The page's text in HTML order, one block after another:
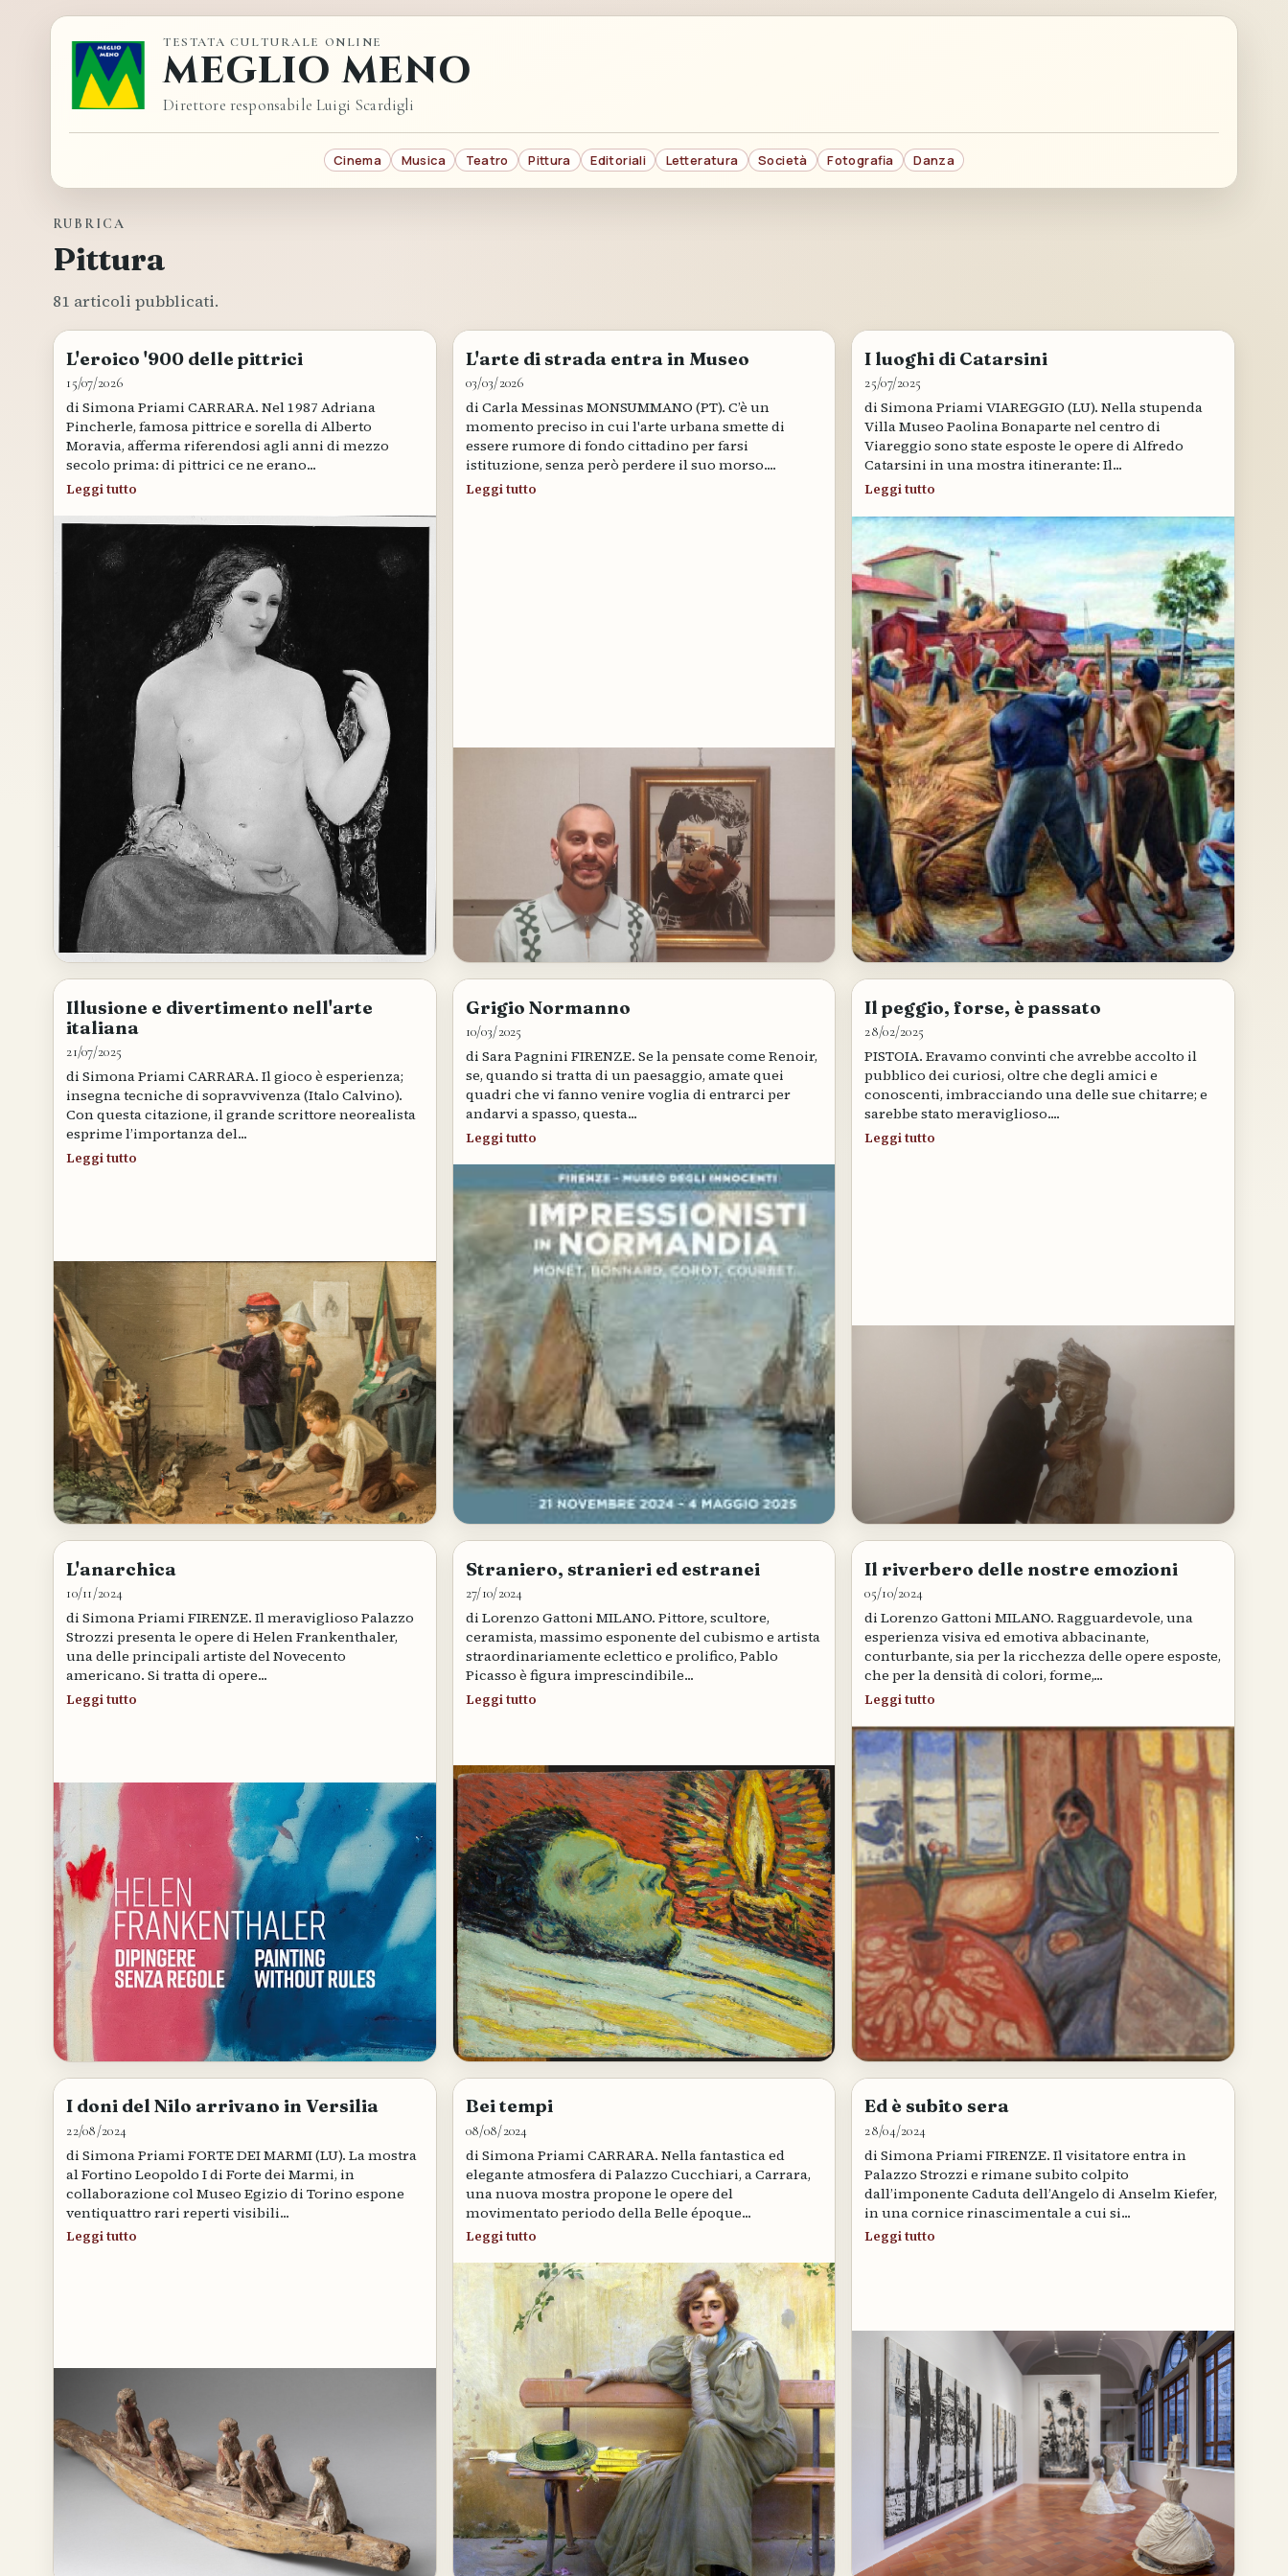
TESTATA CULTURALE ONLINE
MEGLIO MENO
Direttore responsabile Luigi Scardigli
Cinema Musica Teatro Pittura Editoriali Letteratura Società Fotografia Danza
RUBRICA
Pittura
81 articoli pubblicati.
L'eroico '900 delle pittrici
15/07/2026
di Simona Priami CARRARA. Nel 1987 Adriana
Pincherle, famosa pittrice e sorella di Alberto
Moravia, afferma riferendosi agli anni di mezzo
secolo prima: di pittrici ce ne erano...
Leggi tutto
L'arte di strada entra in Museo
03/03/2026
di Carla Messinas MONSUMMANO (PT). ​C’è un
momento preciso in cui l'arte urbana smette di
essere rumore di fondo cittadino per farsi
istituzione, senza però perdere il suo morso....
Leggi tutto
I luoghi di Catarsini
25/07/2025
di Simona Priami VIAREGGIO (LU). Nella stupenda
Villa Museo Paolina Bonaparte nel centro di
Viareggio sono state esposte le opere di Alfredo
Catarsini in una mostra itinerante: Il...
Leggi tutto
Illusione e divertimento nell'arte
italiana
21/07/2025
di Simona Priami CARRARA. Il gioco è esperienza;
insegna tecniche di sopravvivenza (Italo Calvino).
Con questa citazione, il grande scrittore neorealista
esprime l’importanza del...
Leggi tutto
Grigio Normanno
10/03/2025
di Sara Pagnini FIRENZE. Se la pensate come Renoir,
se, quando si tratta di un paesaggio, amate quei
quadri che vi fanno venire voglia di entrarci per
andarvi a spasso, questa...
Leggi tutto
Il peggio, forse, è passato
28/02/2025
PISTOIA. Eravamo convinti che avrebbe accolto il
pubblico dei curiosi, oltre che degli amici e
conoscenti, imbracciando una delle sue chitarre; e
sarebbe stato meraviglioso....
Leggi tutto
L'anarchica
10/11/2024
di Simona Priami FIRENZE. Il meraviglioso Palazzo
Strozzi presenta le opere di Helen Frankenthaler,
una delle principali artiste del Novecento
americano. Si tratta di opere...
Leggi tutto
Straniero, stranieri ed estranei
27/10/2024
di Lorenzo Gattoni MILANO. Pittore, scultore,
ceramista, massimo esponente del cubismo e artista
straordinariamente eclettico e prolifico, Pablo
Picasso è figura imprescindibile...
Leggi tutto
Il riverbero delle nostre emozioni
05/10/2024
di Lorenzo Gattoni MILANO. Ragguardevole, una
esperienza visiva ed emotiva abbacinante,
conturbante, sia per la ricchezza delle opere esposte,
che per la densità di colori, forme,...
Leggi tutto
I doni del Nilo arrivano in Versilia
22/08/2024
di Simona Priami FORTE DEI MARMI (LU). La mostra
al Fortino Leopoldo I di Forte dei Marmi, in
collaborazione col Museo Egizio di Torino espone
ventiquattro rari reperti visibili...
Leggi tutto
Bei tempi
08/08/2024
di Simona Priami CARRARA. Nella fantastica ed
elegante atmosfera di Palazzo Cucchiari, a Carrara,
una nuova mostra propone le opere del
movimentato periodo della Belle époque...
Leggi tutto
Ed è subito sera
28/04/2024
di Simona Priami FIRENZE. Il visitatore entra in
Palazzo Strozzi e rimane subito colpito
dall’imponente Caduta dell’Angelo di Anselm Kiefer,
in una cornice rinascimentale a cui si...
Leggi tutto